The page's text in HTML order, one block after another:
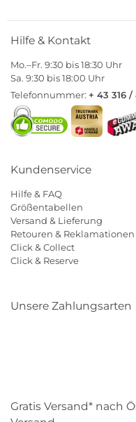
Hilfe & Kontakt
Mo.–Fr. 9:30 bis 18:30 Uhr
Sa. 9:30 bis 18:00 Uhr
Telefonnummer: + 43 316
Kundenservice
Hilfe & FAQ
Größentabellen
Versand & Lieferung
Retouren & Reklamationen
Click & Collect
Click & Reserve
Unsere Zahlungsarten
Gratis Versand* nach